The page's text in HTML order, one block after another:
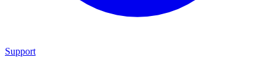
Support